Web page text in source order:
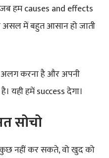
हम causes and effects
में बहुत आसान हो जाती
अलग करना है और अपनी
यही हमें success देगा।
सोचो
नहीं कर सकते, वो खुद को